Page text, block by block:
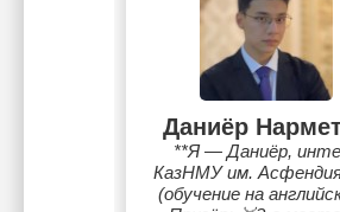
Даниёр
**Я — Даниёр,
КазНМУ им.
(обучение на